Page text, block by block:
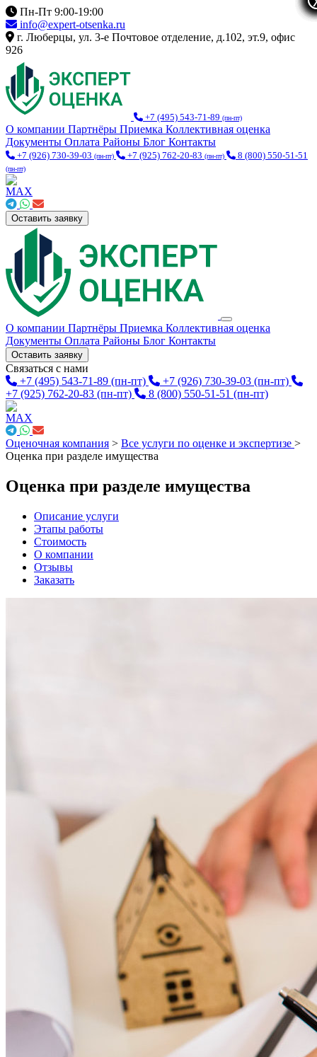
Пн-Пт 9:00-19:00
info@expert-otsenka.ru
г. Люберцы, ул. 3-е Почтовое отделение, д.102, эт.9, офис
926
+7 (495) 543-71-89 (пн-пт)
О компании Партнёры Приемка Коллективная оценка
Документы Оплата Районы Блог Контакты
+7 (926) 730-39-03 (пн-пт) +7 (925) 762-20-83 (пн-пт) 8 (800) 550-51-51
(пн-пт)
Оставить заявку
О компании Партнёры Приемка Коллективная оценка
Документы Оплата Районы Блог Контакты
Оставить заявку
Связаться с нами
+7 (495) 543-71-89 (пн-пт) +7 (926) 730-39-03 (пн-пт)
+7 (925) 762-20-83 (пн-пт) 8 (800) 550-51-51 (пн-пт)
Оценочная компания > Все услуги по оценке и экспертизе >
Оценка при разделе имущества
Оценка при разделе имущества
Описание услуги
Этапы работы
Стоимость
О компании
Отзывы
Заказать